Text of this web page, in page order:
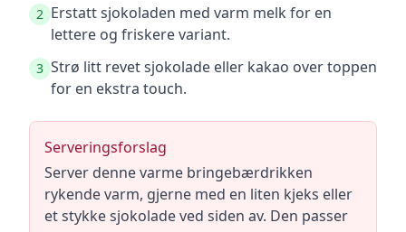
2 Erstatt sjokoladen med varm melk for en
lettere og friskere variant.
3 Strø litt revet sjokolade eller kakao over toppen
for en ekstra touch.
Serveringsforslag
Server denne varme bringebærdrikken
rykende varm, gjerne med en liten kjeks eller
et stykke sjokolade ved siden av. Den passer